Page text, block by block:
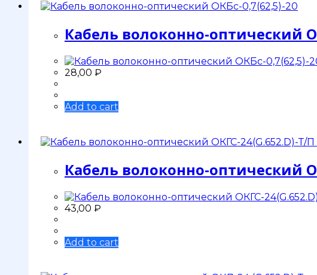
Кабель волоконно-оптический
28,00 ₽
Add to cart
Кабель волоконно-оптический
43,00 ₽
Add to cart